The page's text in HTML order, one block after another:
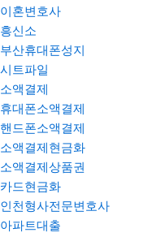
이혼변호사
흥신소
부산휴대폰성지
시트파일
소액결제
휴대폰소액결제
핸드폰소액결제
소액결제현금화
소액결제상품권
카드현금화
인천형사전문변호사
아파트대출